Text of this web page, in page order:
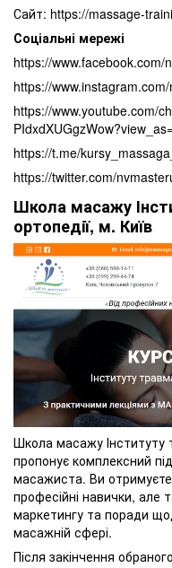
Сайт: https://massage-
Соціальні мережі
https://www.facebook.com/
https://
https://www.youtube.com/
https://t.me/
https://twitter.com/
Школа масажу
ортопедії, м. Київ
Школа масажу Інституту
пропонує комплексний
масажиста. Ви отримуєте
професійні навички, але
маркетингу та поради
масажній сфері.
Після закінчення